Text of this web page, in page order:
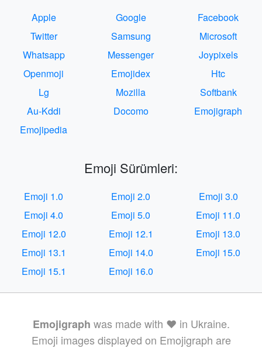
Apple Google
Facebook
Twitter
Samsung
Microsoft
Whatsapp
Messenger
Joypixels
Openmoji
Emojidex
Htc
Lg
Mozilla
Softbank
Au-Kddi
Docomo
Emojigraph
Emojipedia
Emoji Sürümleri:
Emoji 1.0 Emoji 2.0
Emoji 3.0
Emoji 4.0
Emoji 5.0
Emoji 11.0
Emoji 12.0
Emoji 12.1
Emoji 13.0
Emoji 13.1
Emoji 14.0
Emoji 15.0
Emoji 15.1
Emoji 16.0
Emojigraph was made with ❤️ in Ukraine.
Emoji images displayed on Emojigraph are